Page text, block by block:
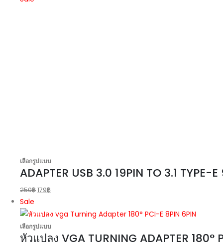
เลือกรูปแบบ
ADAPTER USB 3.0 19PIN TO 3.1 TYPE-
250฿179฿
Sale
เลือกรูปแบบ
หัวแปลง VGA TURNING ADAPTER 180°